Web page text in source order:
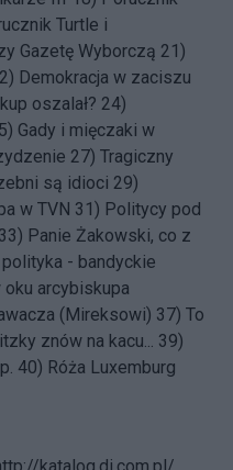
Turtle i
Gazetę Wyborczą 21)
Demokracja w zaciszu
oszalał? 24)
Gady i mięczaki w
27) Tragiczny
są idioci 29)
w TVN 31) Politycy pod
33) Panie Żakowski, co z
- bandyckie
oku arcybiskupa
(Mireksowi) 37) To
znów na kacu...
39)
40) Róża Luxemburg
katalog.di.com.pl/